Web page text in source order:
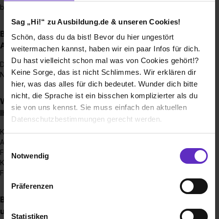
Sag „Hi!“ zu Ausbildung.de & unseren Cookies!
Schön, dass du da bist! Bevor du hier ungestört
weitermachen kannst, haben wir ein paar Infos für dich.
Du hast vielleicht schon mal was von Cookies gehört!?
Keine Sorge, das ist nicht Schlimmes. Wir erklären dir
hier, was das alles für dich bedeutet. Wunder dich bitte
nicht, die Sprache ist ein bisschen komplizierter als du
sie von uns kennst. Sie muss einfach den aktuellen
Datenschutzbestimmungen gerecht werden.
Benutzung der Webseite getroffenen Einstellungen zu
Webseite zu analysieren („Statistiken“), um
Einwilligungsauswahl
Notwendig
Präferenzen
Statistiken
bereits vor Weihnachten mit unserer Zusage.
Bis wann muss man sich für einen
Ausbildungsplatz bewerben?
Der Bewerbungszeitraum ist jedes Jahr von Juni bis Ende
November.
Wie viele Ausbildungsstellen werden jährlich bei
Ihnen ausgeschrieben?
Kaufleute für Groß- und Außenhandelsmanagement: 2-3
Ausbildungsstellen
Fachkraft für Lagerlogistik (m/w/d): 1 Ausbildungsstelle
Kaufleute im E-Commerce: 1-2 Ausbildungsstelle
Fachinformatiker/-in: 1 Ausbildungsstelle (alle 2 Jahre)
Brauche ich einen bestimmten Schulabschluss,
um eine Ausbildung bei Ihnen zu machen?